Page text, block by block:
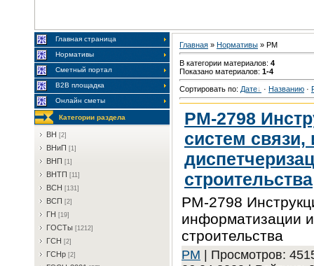
Главная страница
Нормативы
Сметный портал
В2В площадка
Онлайн сметы
Категории раздела
BH [2]
BHиП [1]
BHП [1]
BHTП [11]
BCH [131]
BCП [2]
ГH [19]
ГOCTы [1212]
ГCH [2]
ГCHp [2]
Главная » Нормативы » PM
В категории материалов: 4
Показано материалов: 1-4
Сортировать по: Дате · Названию ·
РМ-2798
систем
строительства
РМ-2798
информатизации
строительства
PM | Просмотров: